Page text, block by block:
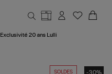
20 ans Lulli
SOLDES -30%